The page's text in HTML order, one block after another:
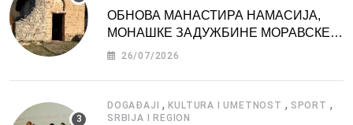
ОБНОВА МАНАСТИРА НАМАСИЈА,
МОНАШКЕ ЗАДУЖБИНЕ МОРАВСКЕ
СРБИЈЕ
26/07/2026
DOGAĐAJI ,KULTURA I UMETNOST , SPORT ,
SRBIJA I REGION